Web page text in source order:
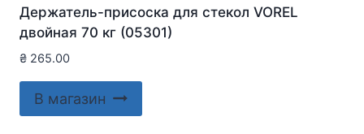
Держатель-присоска для стекол VOREL
двойная 70 кг (05301)
₴ 265.00
В магазин